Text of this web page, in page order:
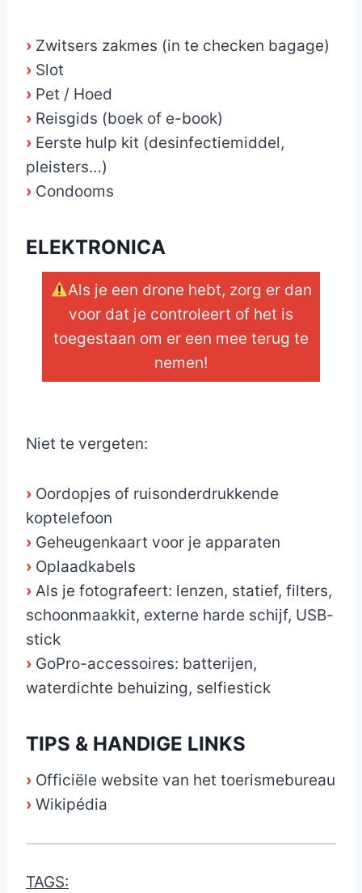
› Zwitsers zakmes (in te checken bagage)
› Slot
› Pet / Hoed
› Reisgids (boek of e-book)
› Eerste hulp kit (desinfectiemiddel,
pleisters…)
› Condooms
ELEKTRONICA
Als je een drone hebt, zorg er dan
voor dat je controleert of het is
toegestaan om er een mee terug te
nemen!
Niet te vergeten:
› Oordopjes of ruisonderdrukkende
koptelefoon
› Geheugenkaart voor je apparaten
› Oplaadkabels
› Als je fotografeert: lenzen, statief, filters,
schoonmaakkit, externe harde schijf, USB-
stick
› GoPro-accessoires: batterijen,
waterdichte behuizing, selfiestick
TIPS & HANDIGE LINKS
› Officiële website van het toerismebureau
› Wikipédia
TAGS: